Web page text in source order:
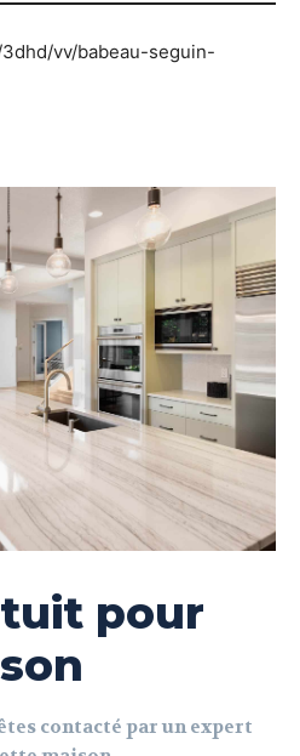
vv/babeau-seguin-
pour
contacté par un expert